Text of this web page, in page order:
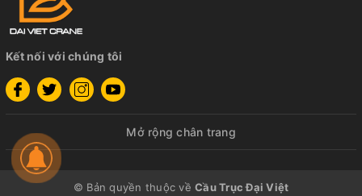
Kết nối với chúng tôi
Mở rộng chân trang
© Bản quyền thuộc về Cầu Trục Đại Việt